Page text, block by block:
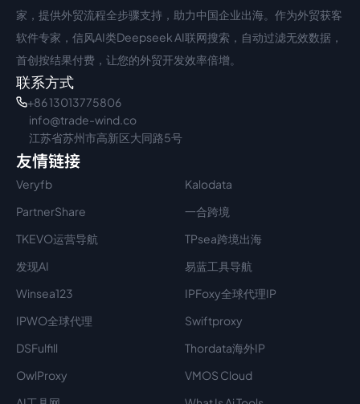
家，提供外贸流程全步骤支持，助力中国企业出海。作为外贸获客
软件专家，信风AI类Deepseek AI联网搜索，自动过滤无效数据，
首创按结果付费，让您的外贸开发效率倍增。
联系方式
+86 13013775806
info@trade-wind.co
江苏省苏州市高新区大同路5号
友情链接
Veryfb
Kalodata
PartnerShare
一合跨境
TKEVO运营导航
TPsea跨境出海
发现AI
易蓝工具导航
Winsea123
IPFoxy全球代理IP
IPWO全球代理
Swiftproxy
DSFulfill
Thordata海外IP
OwlProxy
VMOS Cloud